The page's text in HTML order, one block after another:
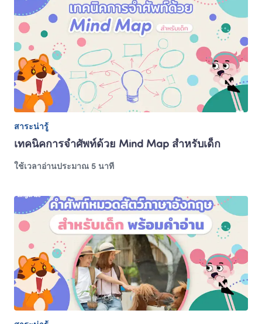
สาระน่ารู้
เทคนิคการจำศัพท์ด้วย Mind Map สำหรับเด็ก
ใช้เวลาอ่านประมาณ 5 นาที